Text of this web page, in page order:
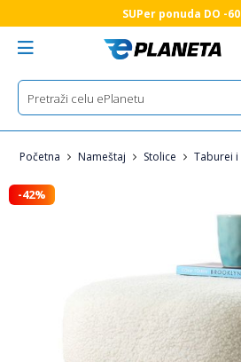
SUPer ponuda DO -
Početna Nameštaj Stolice Taburei i
-42%